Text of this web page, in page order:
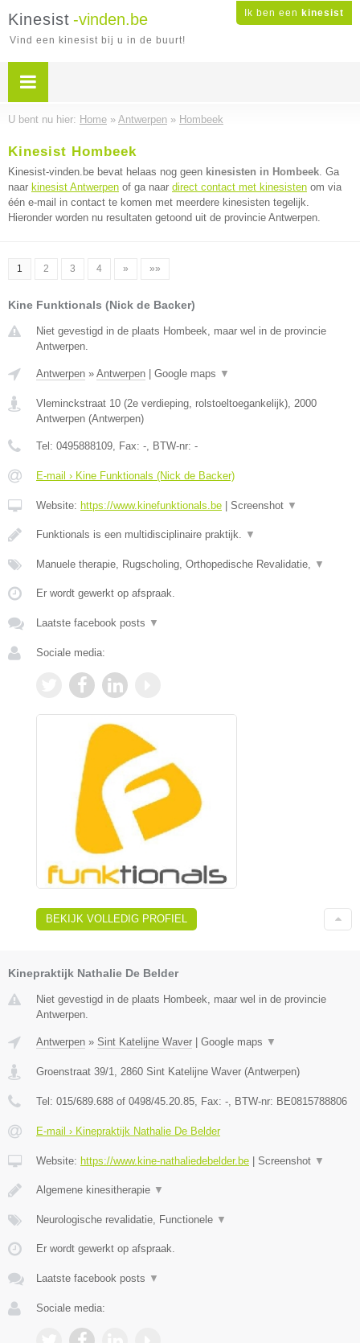
Ik ben een kinesist
Kinesist -vinden.be
Vind een kinesist bij u in de buurt!
U bent nu hier: Home » Antwerpen » Hombeek
Kinesist Hombeek
Kinesist-vinden.be bevat helaas nog geen kinesisten in Hombeek. Ga
naar kinesist Antwerpen of ga naar direct contact met kinesisten om via
één e-mail in contact te komen met meerdere kinesisten tegelijk.
Hieronder worden nu resultaten getoond uit de provincie Antwerpen.
1 2 3 4 » »»
Kine Funktionals (Nick de Backer)
Niet gevestigd in de plaats Hombeek, maar wel in de provincie
Antwerpen.
Antwerpen » Antwerpen Google maps ▼
Vleminckstraat 10 (2e verdieping, rolstoeltoegankelijk), 2000
Antwerpen (Antwerpen)
Tel: 0495888109, Fax: -, BTW-nr: -
E-mail › Kine Funktionals (Nick de Backer)
Website: https://www.kinefunktionals.be Screenshot ▼
Funktionals is een multidisciplinaire praktijk. ▼
Manuele therapie, Rugscholing, Orthopedische Revalidatie, ▼
Er wordt gewerkt op afspraak.
Laatste facebook posts ▼
Sociale media:
BEKIJK VOLLEDIG PROFIEL
Kinepraktijk Nathalie De Belder
Niet gevestigd in de plaats Hombeek, maar wel in de provincie
Antwerpen.
Antwerpen » Sint Katelijne Waver Google maps ▼
Groenstraat 39/1, 2860 Sint Katelijne Waver (Antwerpen)
Tel: 015/689.688 of 0498/45.20.85, Fax: -, BTW-nr: BE0815788806
E-mail › Kinepraktijk Nathalie De Belder
Website: https://www.kine-nathaliedebelder.be Screenshot ▼
Algemene kinesitherapie ▼
Neurologische revalidatie, Functionele ▼
Er wordt gewerkt op afspraak.
Laatste facebook posts ▼
Sociale media: